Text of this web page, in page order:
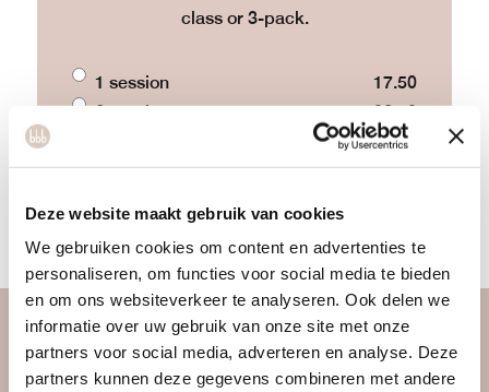
Deze website maakt gebruik van cookies
We gebruiken cookies om content en advertenties te
personaliseren, om functies voor social media te bieden
en om ons websiteverkeer te analyseren. Ook delen we
informatie over uw gebruik van onze site met onze
partners voor social media, adverteren en analyse. Deze
partners kunnen deze gegevens combineren met andere
class or 3-pack.
1 session
17.50
2 sessions
32.50
45
about us